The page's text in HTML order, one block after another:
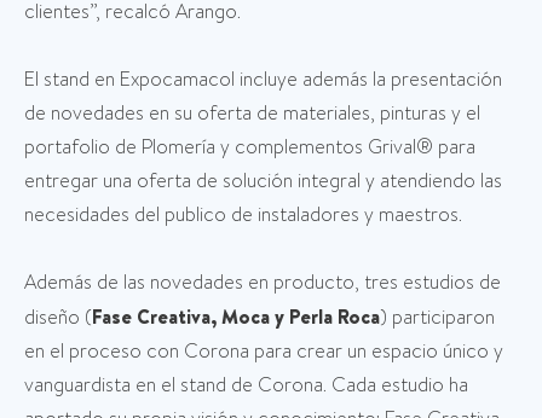
clientes”, recalcó Arango.
El stand en Expocamacol incluye además la presentación
de novedades en su oferta de materiales, pinturas y el
portafolio de Plomería y complementos Grival® para
entregar una oferta de solución integral y atendiendo las
necesidades del publico de instaladores y maestros.
Además de las novedades en producto, tres estudios de
diseño (Fase Creativa, Moca y Perla Roca) participaron
en el proceso con Corona para crear un espacio único y
vanguardista en el stand de Corona. Cada estudio ha